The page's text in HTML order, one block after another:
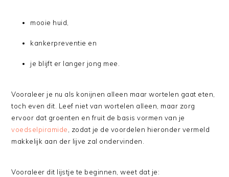
mooie huid,
kankerpreventie en
je blijft er langer jong mee.
Vooraleer je nu als konijnen alleen maar wortelen gaat eten,
toch even dit. Leef niet van wortelen alleen, maar zorg
ervoor dat groenten en fruit de basis vormen van je
voedselpiramide
, zodat je de voordelen hieronder vermeld
makkelijk aan der lijve zal ondervinden.
Vooraleer dit lijstje te beginnen, weet dat je: